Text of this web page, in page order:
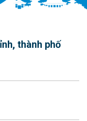
thành phố